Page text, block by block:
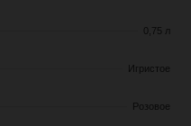
0,75 л
Игристое
Розовое